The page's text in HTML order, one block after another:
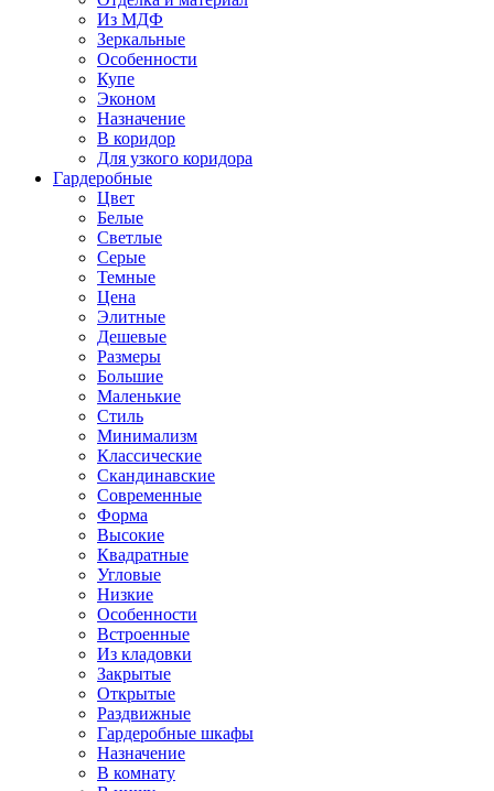
Из МДФ
Зеркальные
Особенности
Купе
Эконом
Назначение
В коридор
Для узкого коридора
Гардеробные
Цвет
Белые
Светлые
Серые
Темные
Цена
Элитные
Дешевые
Размеры
Большие
Маленькие
Стиль
Минимализм
Классические
Скандинавские
Современные
Форма
Высокие
Квадратные
Угловые
Низкие
Особенности
Встроенные
Из кладовки
Закрытые
Открытые
Раздвижные
Гардеробные шкафы
Назначение
В комнату